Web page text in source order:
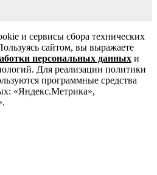
и сервисы сбора технических
сайтом, вы выражаете
персональных данных и
Для реализации политики
программные средства
«Яндекс.Метрика»,